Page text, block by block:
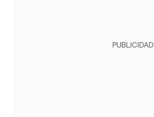
PUBLICIDAD